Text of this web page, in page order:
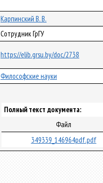
Карпинский В. В.
Сотрудник ГрГУ
https://elib.grsu.by/doc/2738
Философские науки
Полный текст документа:
Файл
349339_146964pdf.pdf